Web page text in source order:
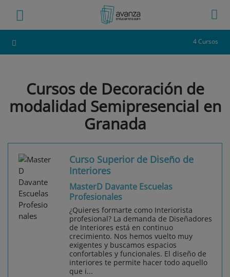
4 Cursos
Cursos de Decoración de
modalidad Semipresencial en
Granada
Curso Superior de Diseño de
Interiores
MasterD Davante Escuelas
Profesionales
¿Quieres formarte como Interiorista
profesional? La demanda de Diseñadores
de Interiores está en continuo
crecimiento. Nos hemos vuelto muy
exigentes y buscamos espacios
confortables y funcionales. El diseño de
interiores te permite hacer todo aquello
que i...